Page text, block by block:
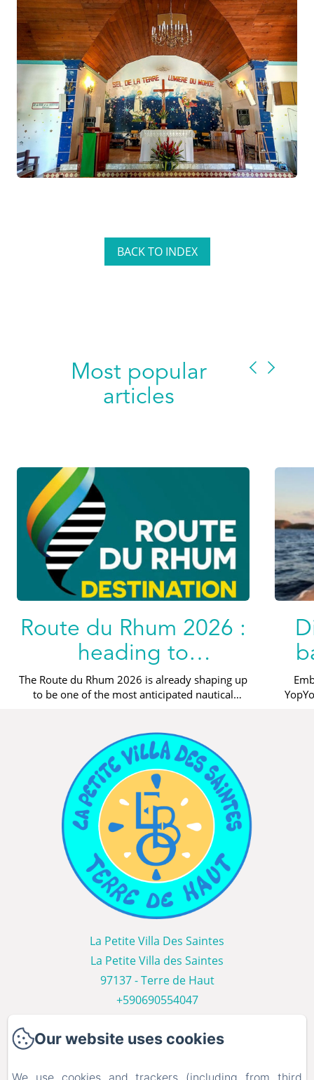
BACK TO INDEX
Most popular
articles
Route du Rhum 2026 :
heading to
Guadeloupe and a
dream stopover in Les
Saintes
The Route du Rhum 2026 is already shaping up
to be one of the most anticipated nautical
La Petite Villa Des Saintes
La Petite Villa des Saintes
97137 - Terre de Haut
+590690554047
Home
Les Villas
Our website uses cookies
We use cookies and trackers (including from third